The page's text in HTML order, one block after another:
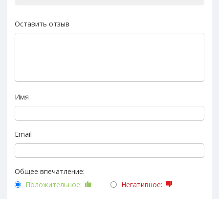
Оставить отзыв
Имя
Email
Общее впечатление:
Положительное:
Негативное: